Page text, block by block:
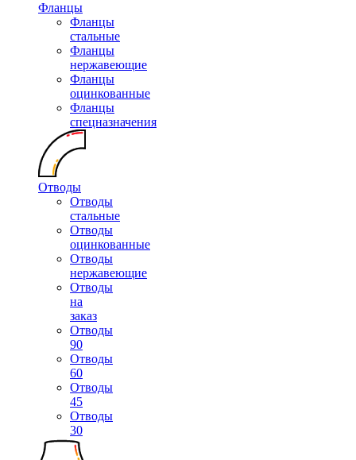
Фланцы
Фланцы
стальные
Фланцы
нержавеющие
Фланцы
оцинкованные
Фланцы
спецназначения
Отводы
Отводы
стальные
Отводы
оцинкованные
Отводы
нержавеющие
Отводы
на
заказ
Отводы
90
Отводы
60
Отводы
45
Отводы
30